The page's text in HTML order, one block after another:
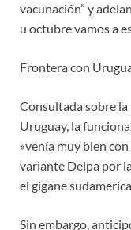
vacunación” y
u octubre vamos a
Frontera con
Consultada sobre
Uruguay, la
«venía muy bien
variante Delpa por
el gigane
Sin embargo,